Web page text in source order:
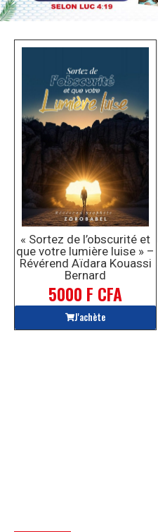
« Sortez de l’obscurité et
que votre lumière luise » –
Révérend Aïdara Kouassi
Bernard
5000 F CFA
J'achète